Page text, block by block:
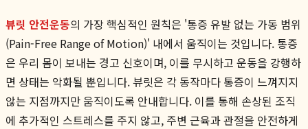
뷰릿 안전운동의 가장 핵심적인 원칙은 '통증 유발 없는 가동 범위
(Pain-Free Range of Motion)' 내에서 움직이는 것입니다. 통증
은 우리 몸이 보내는 경고 신호이며, 이를 무시하고 운동을 강행하
면 상태는 악화될 뿐입니다. 뷰릿은 각 동작마다 통증이 느껴지지
않는 지점까지만 움직이도록 안내합니다. 이를 통해 손상된 조직
에 추가적인 스트레스를 주지 않고, 주변 근육과 관절을 안전하게